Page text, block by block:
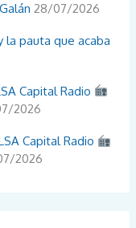
28/07/2026
la pauta que acaba
Capital Radio
2026
Capital Radio
2026